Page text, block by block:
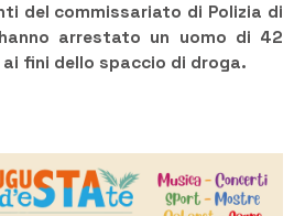
del commissariato di Polizia di
arrestato un uomo di 42
fini dello spaccio di droga.